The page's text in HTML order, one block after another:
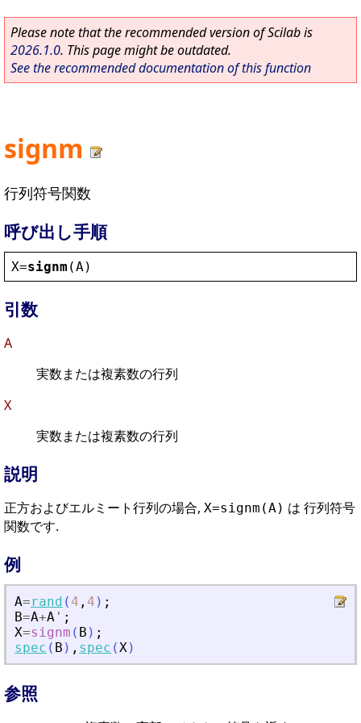
Please note that the recommended version of Scilab is
2026.1.0. This page might be outdated.
See the recommended documentation of this function
signm
行列符号関数
呼び出し手順
X=signm (A )
引数
A
実数または複素数の行列
X
実数または複素数の行列
説明
正方およびエルミート行列の場合, X=signm(A) は 行列符号
関数です.
例
A=rand ( 4 , 4 ) ;
B=A+A ' ;
X=signm ( B ) ;
spec ( B ) , spec (X)
参照